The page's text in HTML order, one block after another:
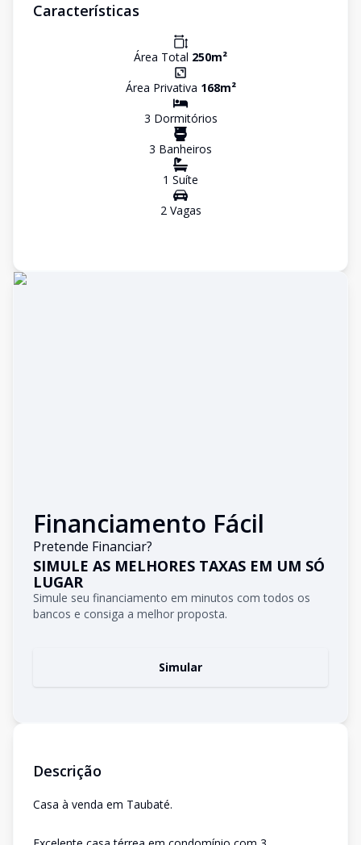
Características
Área Total 250m²
Área Privativa 168m²
3 Dormitórios
3 Banheiros
1 Suíte
2Vagas
Financiamento Fácil
Pretende Financiar?
SIMULE AS MELHORES TAXAS EM UM SÓ
LUGAR
Simule seu financiamento em minutos com todos os
bancos e consiga a melhor proposta.
Simular
Descrição
Casa à venda em Taubaté.